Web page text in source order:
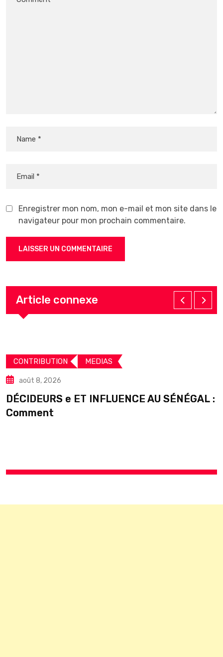
Enregistrer mon nom, mon e-mail et mon site dans le
navigateur pour mon prochain commentaire.
Article connexe
CONTRIBUTION MEDIAS
août 8, 2026
DÉCIDEURS e ET INFLUENCE AU SÉNÉGAL :
Comment